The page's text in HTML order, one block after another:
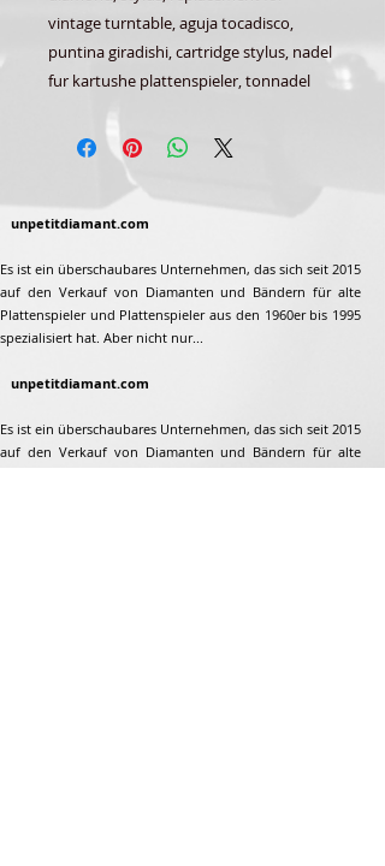
vintage turntable, aguja tocadisco,
puntina giradishi, cartridge stylus, nadel
fur kartushe plattenspieler, tonnadel
unpetitdiamant.com
Es ist ein überschaubares Unternehmen, das sich seit 2015
auf den Verkauf von Diamanten und Bändern für alte
Plattenspieler und Plattenspieler aus den 1960er bis 1995
spezialisiert hat. Aber nicht nur...
unpetitdiamant.com
Es ist ein überschaubares Unternehmen, das sich seit 2015
auf den Verkauf von Diamanten und Bändern für alte